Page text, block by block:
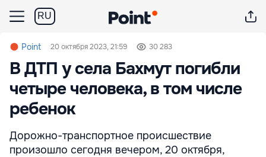
RU
Point 20 октября 2023, 21:59 30 283
В ДТП у села Бахмут погибли
четыре человека, в том числе
ребенок
Дорожно-транспортное происшествие
произошло сегодня вечером, 20 октября,